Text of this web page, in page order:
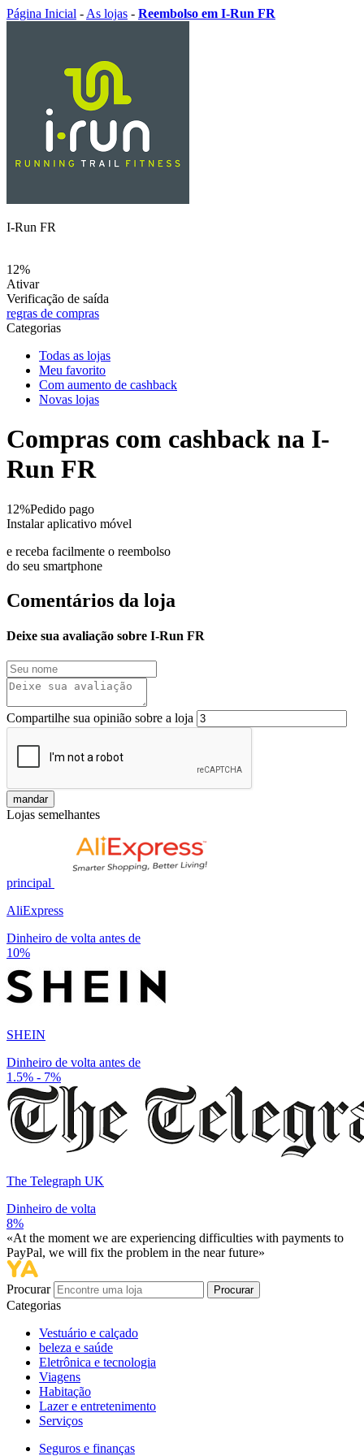
Página Inicial - As lojas - Reembolso em I-Run FR
I-Run FR
12%
Ativar
Verificação de saída
regras de compras
Categorias
Todas as lojas
Meu favorito
Com aumento de cashback
Novas lojas
Compras com cashback na I-
Run FR
12%Pedido pago
Instalar aplicativo móvel
e receba facilmente o reembolso
do seu smartphone
Comentários da loja
Deixe sua avaliação sobre I-Run FR
Compartilhe sua opinião sobre a loja
mandar
Lojas semelhantes
principal
AliExpress
Dinheiro de volta antes de
10%
SHEIN
Dinheiro de volta antes de
1.5% - 7%
The Telegraph UK
Dinheiro de volta
8%
«At the moment we are experiencing difficulties with payments to
PayPal, we will fix the problem in the near future»
Procurar Procurar
Categorias
Vestuário e calçado
beleza e saúde
Eletrônica e tecnologia
Viagens
Habitação
Lazer e entretenimento
Serviços
Seguros e finanças